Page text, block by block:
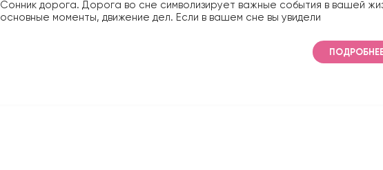
Сонник дорога. Дорога во сне символизирует важные события в вашей
основные моменты, движение дел. Если в вашем сне вы увидели